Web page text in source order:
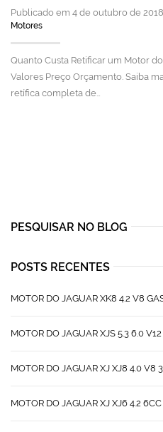
Publicado em 4 de outubro de
Motores
Quanto Custa Retificar um Motor
Valores Preço Orçamento. Saiba
retífica completa de…
PESQUISAR NO BLOG
POSTS RECENTES
MOTOR DO JAGUAR XK8 4.2 V8
MOTOR DO JAGUAR XJS 5.3 6.0 V12
MOTOR DO JAGUAR XJ XJ8 4.0 V8
MOTOR DO JAGUAR XJ XJ6 4.2 6CC